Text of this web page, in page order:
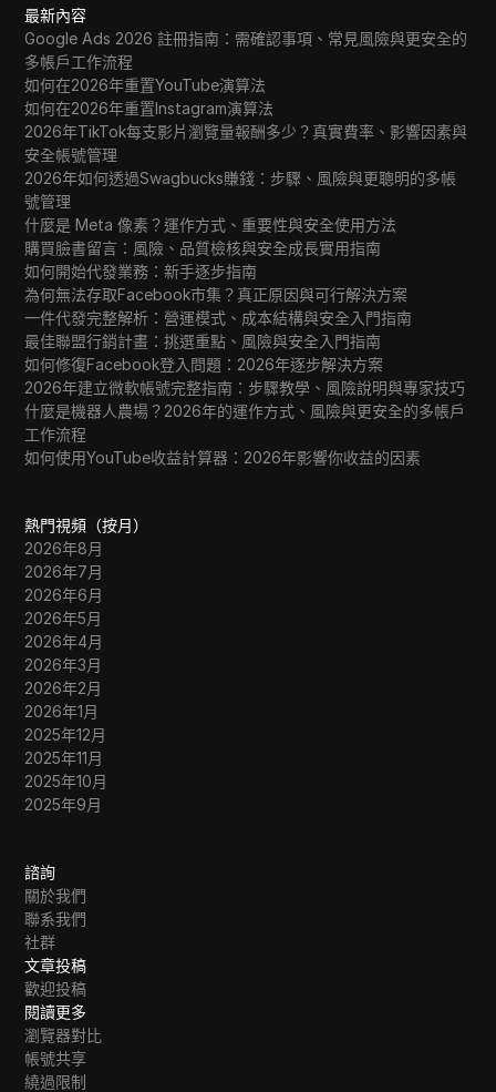
最新內容
Google Ads 2026 註冊指南：需確認事項、常見風險與更安全的
多帳戶工作流程
如何在2026年重置YouTube演算法
如何在2026年重置Instagram演算法
2026年TikTok每支影片瀏覽量報酬多少？真實費率、影響因素與
安全帳號管理
2026年如何透過Swagbucks賺錢：步驟、風險與更聰明的多帳
號管理
什麼是 Meta 像素？運作方式、重要性與安全使用方法
購買臉書留言：風險、品質檢核與安全成長實用指南
如何開始代發業務：新手逐步指南
為何無法存取Facebook市集？真正原因與可行解決方案
一件代發完整解析：營運模式、成本結構與安全入門指南
最佳聯盟行銷計畫：挑選重點、風險與安全入門指南
如何修復Facebook登入問題：2026年逐步解決方案
2026年建立微軟帳號完整指南：步驟教學、風險說明與專家技巧
什麼是機器人農場？2026年的運作方式、風險與更安全的多帳戶
工作流程
如何使用YouTube收益計算器：2026年影響你收益的因素
熱門視頻（按月）
2026年8月
2026年7月
2026年6月
2026年5月
2026年4月
2026年3月
2026年2月
2026年1月
2025年12月
2025年11月
2025年10月
2025年9月
諮詢
關於我們
聯系我們
社群
文章投稿
歡迎投稿
閱讀更多
瀏覽器對比
帳號共享
繞過限制